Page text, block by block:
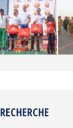
RECHERCHE